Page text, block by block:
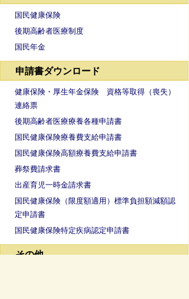
国民健康保険
後期高齢者医療制度
国民年金
申請書ダウンロード
健康保険・厚生年金保険 資格等取得（喪失）
連絡票
後期高齢者医療療養各種申請書
国民健康保険療養費支給申請書
国民健康保険高額療養費支給申請書
葬祭費請求書
出産育児一時金請求書
国民健康保険（限度額適用）標準負担額減額認
定申請書
国民健康保険特定疾病認定申請書
その他